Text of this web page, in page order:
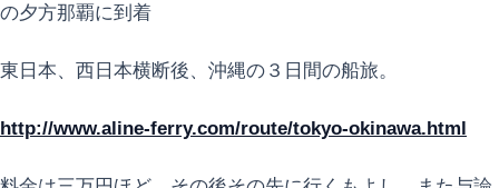
の夕方那覇に到着
東日本、西日本横断後、沖縄の３日間の船旅。
http://www.aline-ferry.com/route/tokyo-okinawa.html